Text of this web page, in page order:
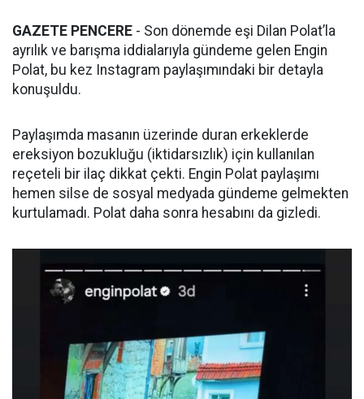
GAZETE PENCERE - Son dönemde eşi Dilan Polat’la
ayrılık ve barışma iddialarıyla gündeme gelen Engin
Polat, bu kez Instagram paylaşımındaki bir detayla
konuşuldu.
Paylaşımda masanın üzerinde duran erkeklerde
ereksiyon bozukluğu (iktidarsızlık) için kullanılan
reçeteli bir ilaç dikkat çekti. Engin Polat paylaşımı
hemen silse de sosyal medyada gündeme gelmekten
kurtulamadı. Polat daha sonra hesabını da gizledi.